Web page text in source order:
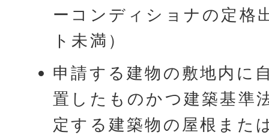
ーコンディショナの定格
ト未満）
申請する建物の敷地内に
置したものかつ建築基準
定する建築物の屋根また